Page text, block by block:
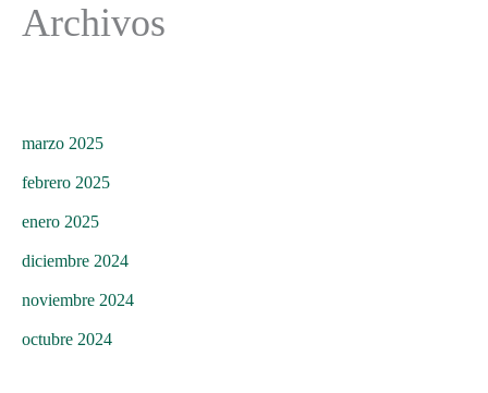
Archivos
marzo 2025
febrero 2025
enero 2025
diciembre 2024
noviembre 2024
octubre 2024